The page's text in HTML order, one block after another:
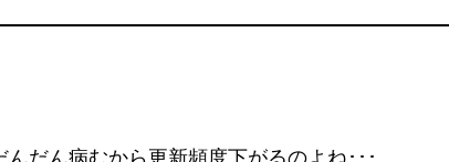
だん病むから更新頻度下がるのよね･･･